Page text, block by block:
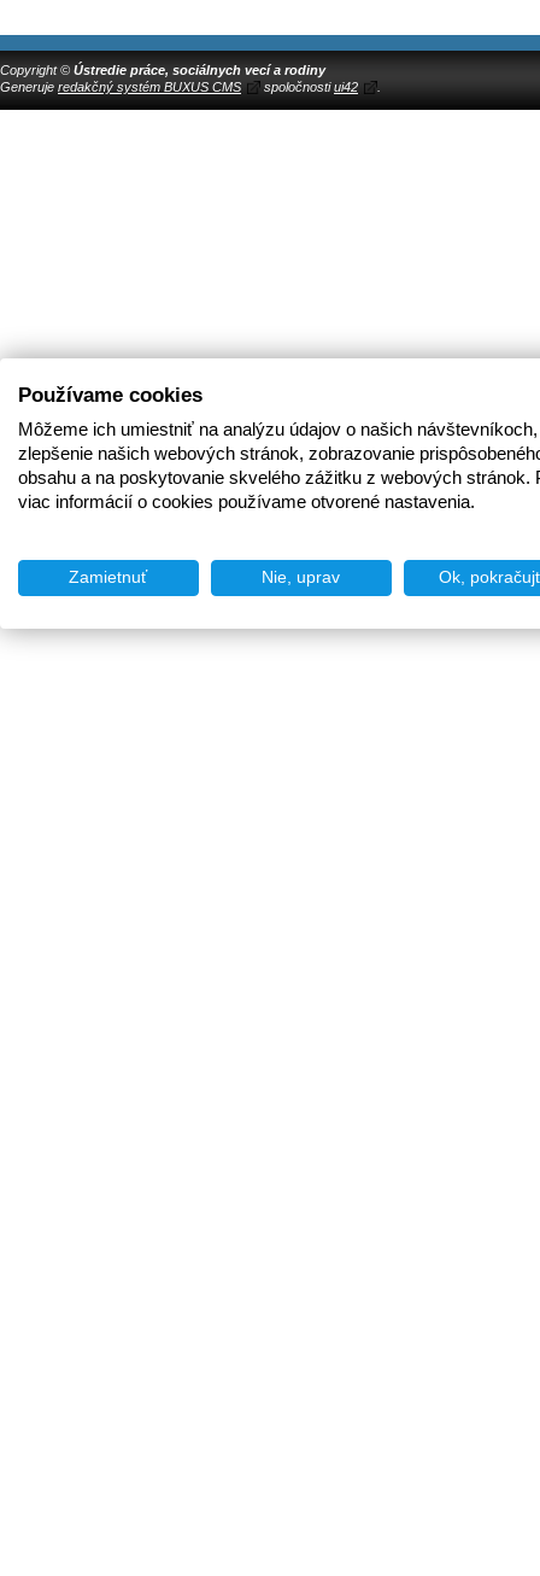
Copyright © Ústredie práce, sociálnych vecí a rodiny
Generuje redakčný systém BUXUS CMS spoločnostiui42
Používame cookies
Môžeme ich umiestniť na analýzu údajov o našich
zlepšenie našich webových stránok, zobrazovanie
obsahu a na poskytovanie skvelého zážitku z webových stránok.
viac informácií o cookies používame otvorené nastavenia.
Zamietnuť Nie, uprav Ok,